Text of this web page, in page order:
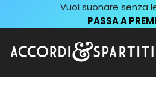
Vuoi suonare senza
PASSA A